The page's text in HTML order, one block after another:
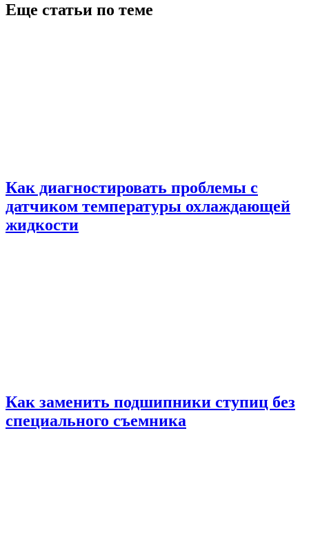
Еще статьи по теме
Как диагностировать проблемы с
датчиком температуры охлаждающей
жидкости
Как заменить подшипники ступиц без
специального съемника